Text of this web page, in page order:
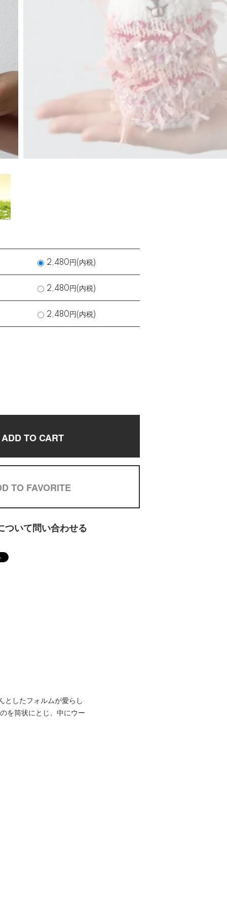
2,480円(内税)
2,480円(内税)
2,480円(内税)
ADD TO CART
TO FAVORITE
ついて問い合わせる
としたフォルムが愛らし
を筒状にとじ、中にウー